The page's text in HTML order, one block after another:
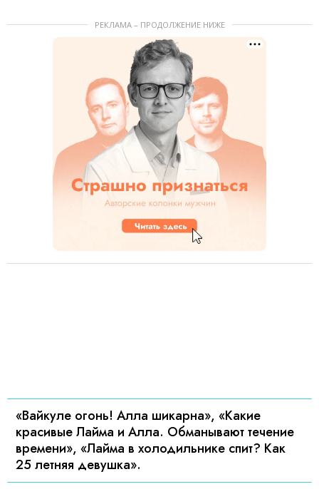
РЕКЛАМА – ПРОДОЛЖЕНИЕ НИЖЕ
«Вайкуле огонь! Алла шикарна», «Какие
красивые Лайма и Алла. Обманывают течение
времени», «Лайма в холодильнике спит? Как
25 летняя девушка».